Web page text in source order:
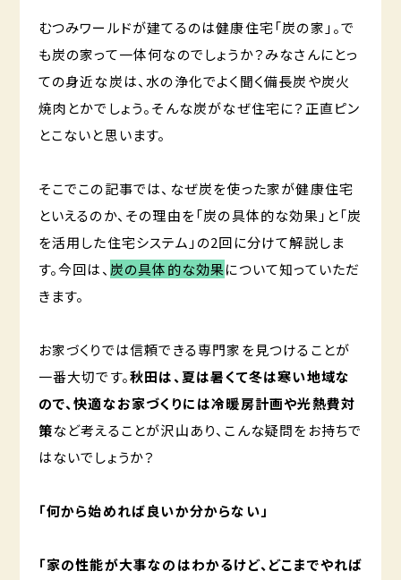
むつみワールドが建てるのは健康住宅「炭の家」。で
も炭の家って一体何なのでしょうか？みなさんにとっ
ての身近な炭は、水の浄化でよく聞く備長炭や炭火
焼肉とかでしょう。そんな炭がなぜ住宅に？正直ピン
とこないと思います。
そこでこの記事では、なぜ炭を使った家が健康住宅
といえるのか、その理由を「炭の具体的な効果」と「炭
を活用した住宅システム」の2回に分けて解説しま
す。今回は、 炭の具体的な効果について知っていただ
きます。
お家づくりでは信頼できる専門家を見つけることが
一番大切です。秋田は、夏は暑くて冬は寒い地域な
ので、快適なお家づくりには冷暖房計画や光熱費対
策など考えることが沢山あり、こんな疑問をお持ちで
はないでしょうか？
「何から始めれば良いか分からない」
「家の性能が大事なのはわかるけど、どこまでやれば